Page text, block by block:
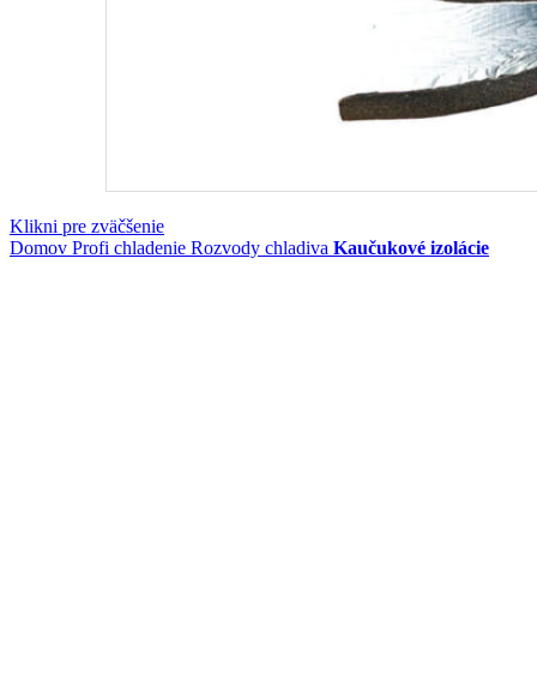
Klikni pre zväčšenie
Domov Profi chladenie Rozvody chladiva Kaučukové izolácie